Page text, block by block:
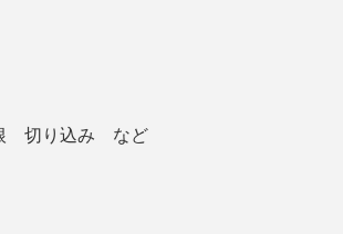
切り込み など